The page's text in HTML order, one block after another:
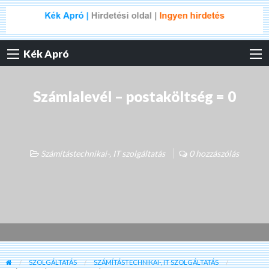
Kék Apró
Számlalevél – postaköltség = 0
Számítástechnikai-, IT szolgáltatás 0 hozzászólás
SZOLGÁLTATÁS
SZÁMÍTÁSTECHNIKAI-, IT SZOLGÁLTATÁS